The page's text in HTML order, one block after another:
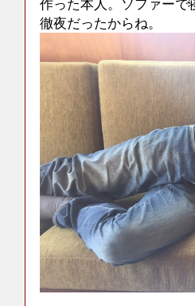
作った本人。ソファーで
徹夜だったからね。